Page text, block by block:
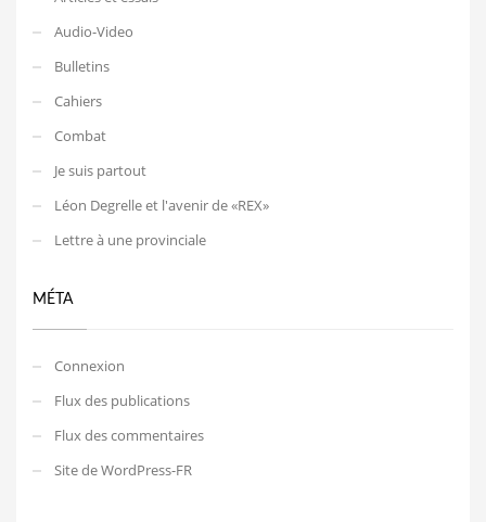
Audio-Video
Bulletins
Cahiers
Combat
Je suis partout
Léon Degrelle et l'avenir de «REX»
Lettre à une provinciale
MÉTA
Connexion
Flux des publications
Flux des commentaires
Site de WordPress-FR